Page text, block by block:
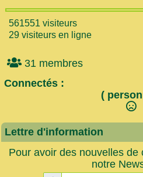
561551 visiteurs
29 visiteurs en ligne
31 membres
Connectés :
(
Lettre d'information
Pour avoir des nouvelles
notre